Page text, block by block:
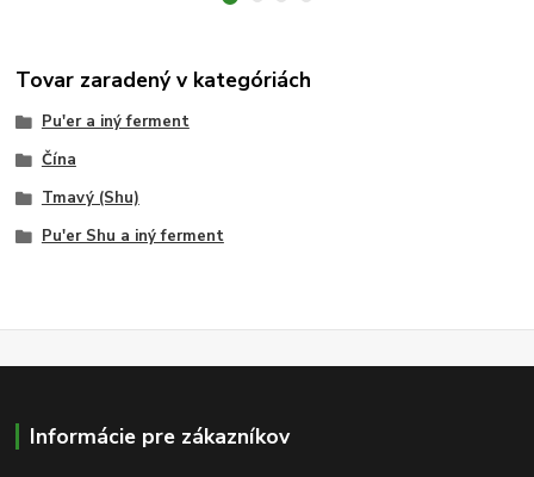
Tovar zaradený v kategóriách
Pu'er a iný ferment
Čína
Tmavý (Shu)
Pu'er Shu a iný ferment
Informácie pre zákazníkov